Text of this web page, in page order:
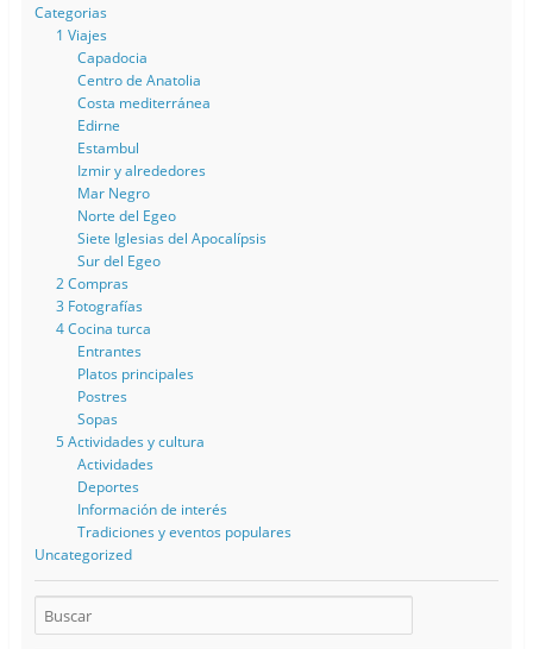
Categorias
1 Viajes
Capadocia
Centro de Anatolia
Costa mediterránea
Edirne
Estambul
Izmir y alrededores
Mar Negro
Norte del Egeo
Siete Iglesias del Apocalípsis
Sur del Egeo
2 Compras
3 Fotografías
4 Cocina turca
Entrantes
Platos principales
Postres
Sopas
5 Actividades y cultura
Actividades
Deportes
Información de interés
Tradiciones y eventos populares
Uncategorized